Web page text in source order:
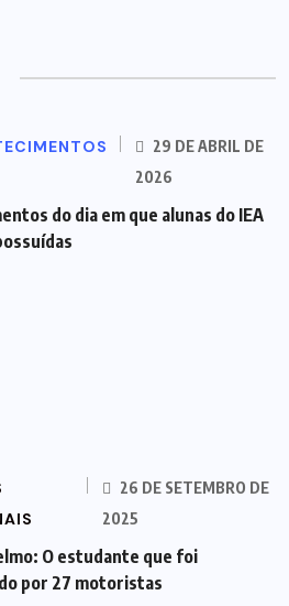
29 DE ABRIL DE
2026
do dia em que alunas do IEA
26 DE SETEMBRO DE
2025
O estudante que foi
por 27 motoristas